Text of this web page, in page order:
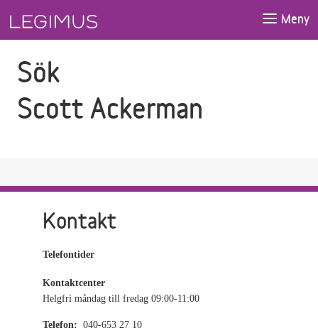
Meny
Sök
Scott Ackerman
Kontakt
Telefontider
Kontaktcenter
Helgfri måndag till fredag 09:00-11:00
Telefon: 040-653 27 10